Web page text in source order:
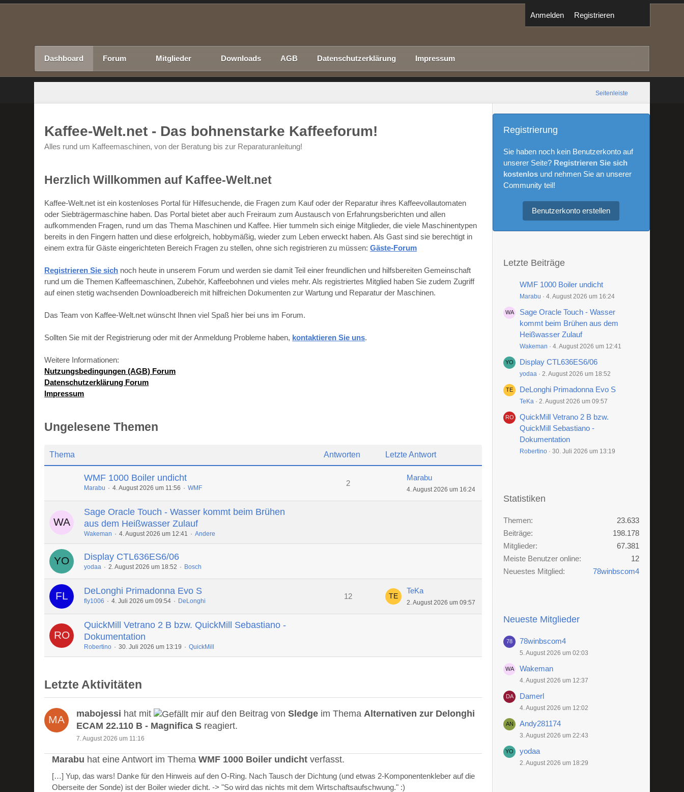
Anmelden Registrieren
Dashboard Forum Mitglieder Downloads AGB Datenschutzerklärung Impressum
Seitenleiste
Kaffee-Welt.net - Das bohnenstarke Kaffeeforum!
Alles rund um Kaffeemaschinen, von der Beratung bis zur Reparaturanleitung!
Herzlich Willkommen auf Kaffee-Welt.net
Kaffee-Welt.net ist ein kostenloses Portal für Hilfesuchende, die Fragen zum Kauf oder der Reparatur ihres Kaffeevollautomaten
oder Siebträgermaschine haben. Das Portal bietet aber auch Freiraum zum Austausch von Erfahrungsberichten und allen
aufkommenden Fragen, rund um das Thema Maschinen und Kaffee. Hier tummeln sich einige Mitglieder, die viele Maschinentypen
bereits in den Fingern hatten und diese erfolgreich, hobbymäßig, wieder zum Leben erweckt haben. Als Gast sind sie berechtigt in
einem extra für Gäste eingerichteten Bereich Fragen zu stellen, ohne sich registrieren zu müssen:Gäste-Forum
Registrieren Sie sich noch heute in unserem Forum und werden sie damit Teil einer freundlichen und hilfsbereiten Gemeinschaft
rund um die Themen Kaffeemaschinen, Zubehör, Kaffeebohnen und vieles mehr. Als registriertes Mitglied haben Sie zudem Zugriff
auf einen stetig wachsenden Downloadbereich mit hilfreichen Dokumenten zur Wartung und Reparatur der Maschinen.
Das Team von Kaffee-Welt.net wünscht Ihnen viel Spaß hier bei uns im Forum.
Sollten Sie mit der Registrierung oder mit der Anmeldung Probleme haben, kontaktieren Sie uns.
Weitere Informationen:
Nutzungsbedingungen (AGB) Forum
Datenschutzerklärung Forum
Impressum
Ungelesene Themen
Thema Antworten Letzte Antwort
WMF 1000 Boiler undicht
Marabu 4. August 2026 um 11:56 WMF
2
Marabu
4. August 2026 um 16:24
Sage Oracle Touch - Wasser kommt beim Brühen
aus dem Heißwasser Zulauf
Wakeman 4. August 2026 um 12:41 Andere
Display CTL636ES6/06
yodaa 2. August 2026 um 18:52 Bosch
DeLonghi Primadonna Evo S
fly1006 4. Juli 2026 um 09:54 DeLonghi
12
TeKa
2. August 2026 um 09:57
QuickMill Vetrano 2 B bzw. QuickMill Sebastiano -
Dokumentation
Robertino 30. Juli 2026 um 13:19 QuickMill
Letzte Aktivitäten
mabojessi hat mit auf den Beitrag vonSledge im ThemaAlternativen zur Delonghi
ECAM 22.110 B - Magnifica S reagiert.
7. August 2026 um 11:16
Marabu hat eine Antwort im ThemaWMF 1000 Boiler undicht verfasst.
[…] Yup, das wars! Danke für den Hinweis auf den O-Ring. Nach Tausch der Dichtung (und etwas 2-Komponentenkleber auf die
Oberseite der Sonde) ist der Boiler wieder dicht. -> "So wird das nichts mit dem Wirtschaftsaufschwung." :)
Registrierung
Sie haben noch kein Benutzerkonto auf
unserer Seite? Registrieren Sie sich
kostenlosund nehmen Sie an unserer
Community teil!
Benutzerkonto erstellen
Letzte Beiträge
WMF 1000 Boiler undicht
Marabu 4. August 2026 um 16:24
Sage Oracle Touch - Wasser
kommt beim Brühen aus dem
Heißwasser Zulauf
Wakeman 4. August 2026 um 12:41
Display CTL636ES6/06
yodaa 2. August 2026 um 18:52
DeLonghi Primadonna Evo S
TeKa 2. August 2026 um 09:57
QuickMill Vetrano 2 B bzw.
QuickMill Sebastiano -
Dokumentation
Robertino 30. Juli 2026 um 13:19
Statistiken
Themen
23.633
Beiträge
198.178
Mitglieder
67.381
Meiste Benutzer online
12
Neuestes Mitglied
78winbscom4
Neueste Mitglieder
78winbscom4
5. August 2026 um 02:03
Wakeman
4. August 2026 um 12:37
Damerl
4. August 2026 um 12:02
Andy281174
3. August 2026 um 22:43
yodaa
2. August 2026 um 18:29